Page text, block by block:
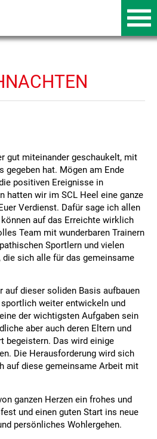
gut miteinander geschaukelt, mit
gegeben hat. Mögen am Ende
positiven Ereignisse in
hatten wir im SCL Heel eine ganze
Verdienst. Dafür sage ich allen
auf das Erreichte wirklich
Team mit wunderbaren Trainern
Sportlern und vielen
sich alle für das gemeinsame
auf dieser soliden Basis aufbauen
weiter entwickeln und
der wichtigsten Aufgaben sein
aber auch deren Eltern und
begeistern. Das wird einige
Die Herausforderung wird sich
auf diese gemeinsame Arbeit mit
ganzen Herzen ein frohes und
und einen guten Start ins neue
persönliches Wohlergehen.